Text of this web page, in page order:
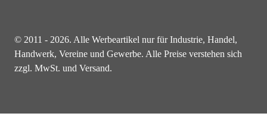
© 2011 - 2026. Alle Werbeartikel nur für Industrie, Handel,
Handwerk, Vereine und Gewerbe. Alle Preise verstehen sich
zzgl. MwSt. und Versand.